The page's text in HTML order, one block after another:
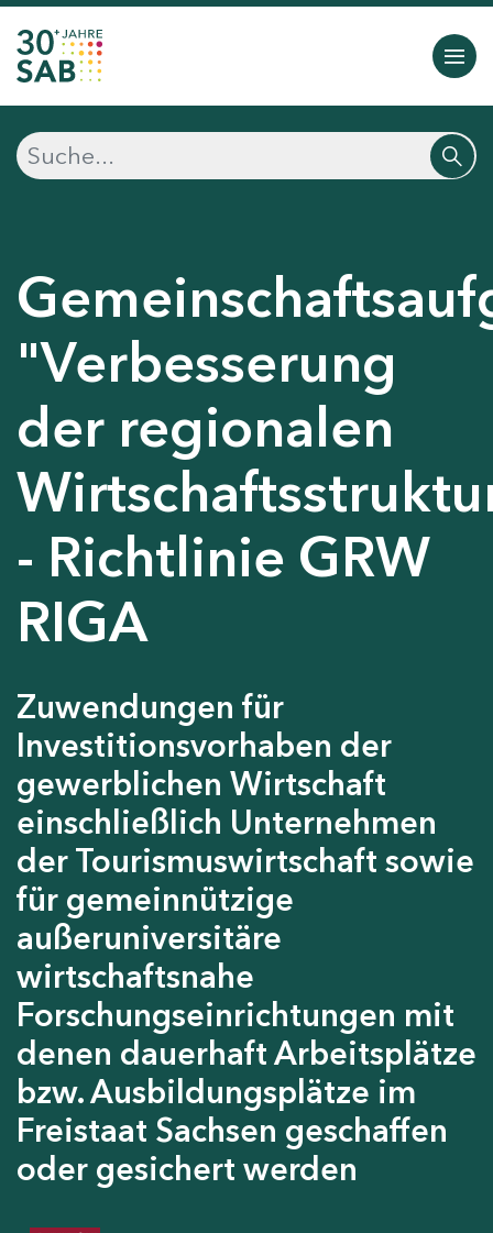
"Verbesserung
der regionalen
- Richtlinie GRW
RIGA
Zuwendungen für
Investitionsvorhaben der
gewerblichen Wirtschaft
einschließlich Unternehmen
der Tourismuswirtschaft sowie
für gemeinnützige
außeruniversitäre
wirtschaftsnahe
Forschungseinrichtungen mit
denen dauerhaft Arbeitsplätze
bzw. Ausbildungsplätze im
Freistaat Sachsen geschaffen
oder gesichert werden